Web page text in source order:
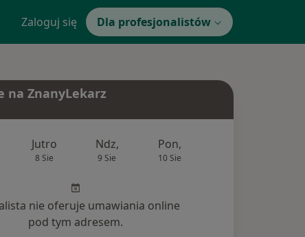
Zaloguj się Dla profesjonalistów
na ZnanyLekarz
Jutro
8 Sie
Ndz,
9 Sie
Pon,
10 Sie
nie oferuje umawiania online
pod tym adresem.